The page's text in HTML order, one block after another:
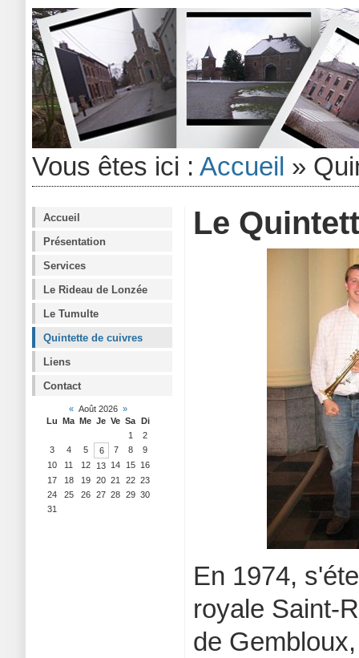
Vous êtes ici : Accueil »
Accueil
Présentation
Services
Le Rideau de Lonzée
Le Tumulte
Quintette de cuivres
Liens
Contact
« Août 2026 »
Lu Ma Me Je Ve Sa Di
1
2
3
4 5 6 7 8
9
10
11 12 13 14 15
16
17
18 19 20 21 22 23
24
25 26 27 28 29 30
31
Le
En 1974,
royale Saint-
de